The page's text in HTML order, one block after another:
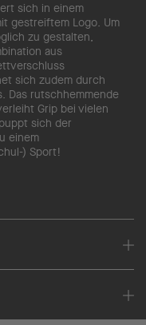
sich in einem
gestreiftem Logo. Um
zu gestalten,
aus
sich zudem durch
Das rutschhemmende
Grip bei vielen
sich der
einem
) Sport!